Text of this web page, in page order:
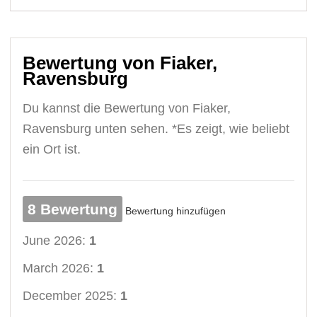
Bewertung von Fiaker,
Ravensburg
Du kannst die Bewertung von Fiaker,
Ravensburg unten sehen. *Es zeigt, wie beliebt
ein Ort ist.
8 Bewertung Bewertung hinzufügen
June 2026: 1
March 2026: 1
December 2025: 1